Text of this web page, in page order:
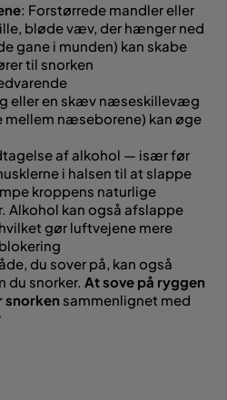
: Forstørrede mandler eller
bløde væv, der hænger ned
gane i munden) kan skabe
til snorken
eller en skæv næseskillevæg
mellem næseborene) kan øge
af alkohol — især før
i halsen til at slappe
kroppens naturlige
Alkohol kan også afslappe
gør luftvejene mere
du sover på, kan også
du snorker. At sove på ryggen
snorken sammenlignet med